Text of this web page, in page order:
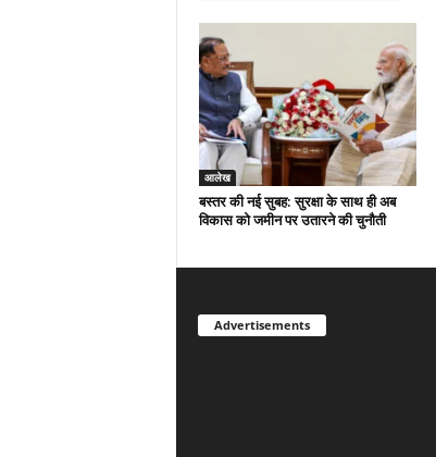
आलेख
बस्तर की नई सुबह: सुरक्षा के साथ ही अब
विकास को जमीन पर उतारने की चुनौती
Advertisements